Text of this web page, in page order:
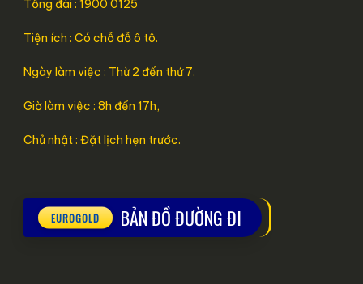
Tổng đài : 1900 0125
Tiện ích : Có chỗ đỗ ô tô.
Ngày làm việc : Thừ 2 đến thứ 7.
Giờ làm việc : 8h đến 17h,
Chủ nhật : Đặt lịch hẹn trước.
BẢN ĐỒ ĐƯỜNG ĐI